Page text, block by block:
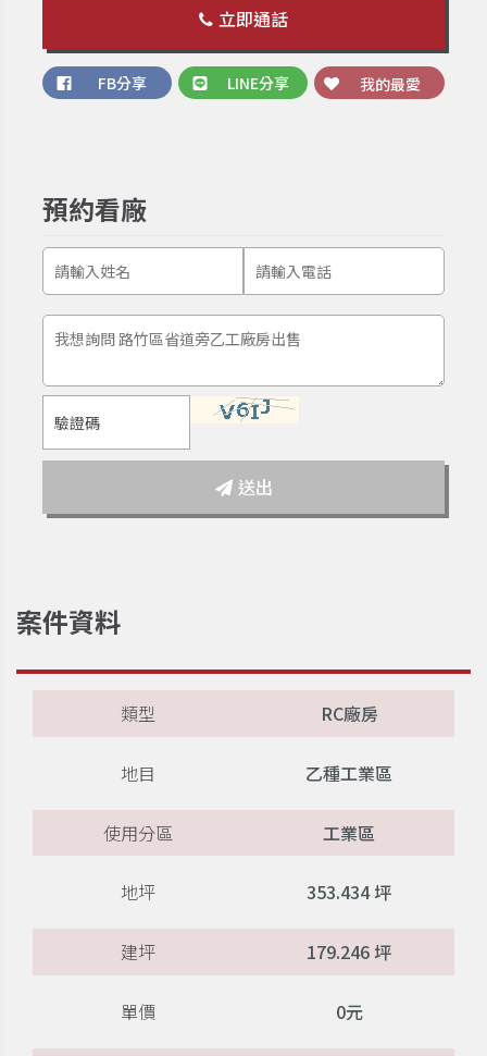
立即通話
FB分享 LINE分享 我的最愛
預約看廠
送出
案件資料
類型 RC廠房
地目 乙種工業區
使用分區 工業區
地坪 353.434 坪
建坪 179.246 坪
單價 0元